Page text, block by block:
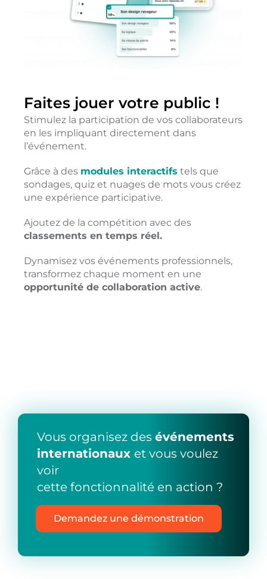
Faites jouer votre public !
Stimulez la participation de vos collaborateurs
en les impliquant directement dans
l’événement.
Grâce à des modules interactifs tels que
sondages, quiz et nuages de mots vous créez
une expérience participative.
Ajoutez de la compétition avec des
classements en temps réel.
Dynamisez vos événements professionnels,
transformez chaque moment en une
opportunité de collaboration active.
Vous organisez des événements
internationaux et vous voulez
voir
cette fonctionnalité en action ?
Demandez une démonstration